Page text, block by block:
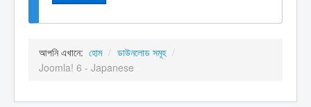
আপনি এখানে: হোম / ডাউনলোড সমূহ /
Joomla! 6 - Japanese